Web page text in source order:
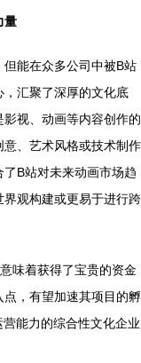
量
能在众多公司中被B站
汇聚了深厚的文化底
视、动画等内容创作的
、艺术风格或技术制作
了B站对未来动画市场趋
观构建或更易于进行跨
味着获得了宝贵的资金
，有望加速其项目的孵
能力的综合性文化企业